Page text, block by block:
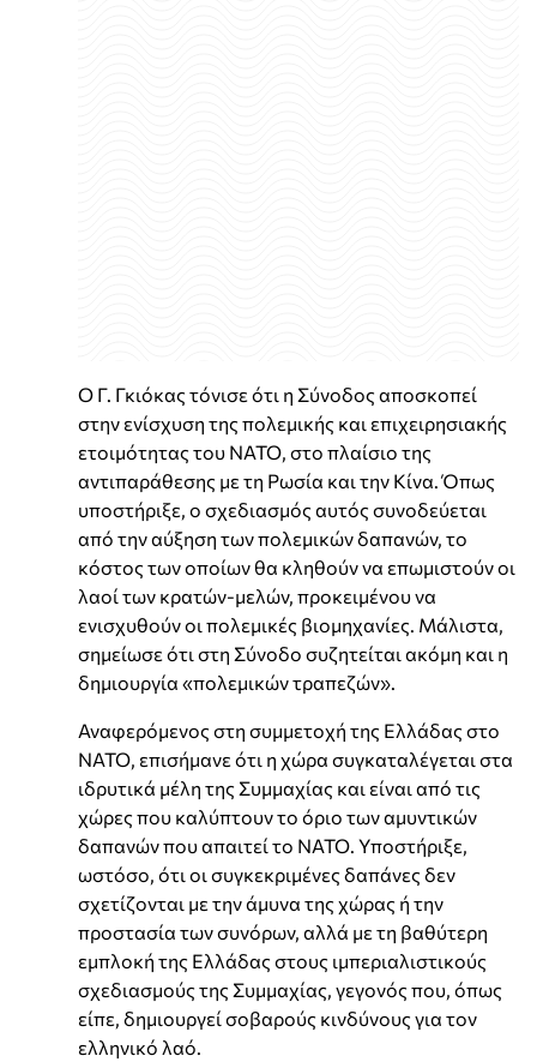
Ο Γ. Γκιόκας τόνισε ότι η Σύνοδος αποσκοπεί
στην ενίσχυση της πολεμικής και επιχειρησιακής
ετοιμότητας του ΝΑΤΟ, στο πλαίσιο της
αντιπαράθεσης με τη Ρωσία και την Κίνα. Όπως
υποστήριξε, ο σχεδιασμός αυτός συνοδεύεται
από την αύξηση των πολεμικών δαπανών, το
κόστος των οποίων θα κληθούν να επωμιστούν οι
λαοί των κρατών-μελών, προκειμένου να
ενισχυθούν οι πολεμικές βιομηχανίες. Μάλιστα,
σημείωσε ότι στη Σύνοδο συζητείται ακόμη και η
δημιουργία «πολεμικών τραπεζών».
Αναφερόμενος στη συμμετοχή της Ελλάδας στο
ΝΑΤΟ, επισήμανε ότι η χώρα συγκαταλέγεται στα
ιδρυτικά μέλη της Συμμαχίας και είναι από τις
χώρες που καλύπτουν το όριο των αμυντικών
δαπανών που απαιτεί το ΝΑΤΟ. Υποστήριξε,
ωστόσο, ότι οι συγκεκριμένες δαπάνες δεν
σχετίζονται με την άμυνα της χώρας ή την
προστασία των συνόρων, αλλά με τη βαθύτερη
εμπλοκή της Ελλάδας στους ιμπεριαλιστικούς
σχεδιασμούς της Συμμαχίας, γεγονός που, όπως
είπε, δημιουργεί σοβαρούς κινδύνους για τον
ελληνικό λαό.